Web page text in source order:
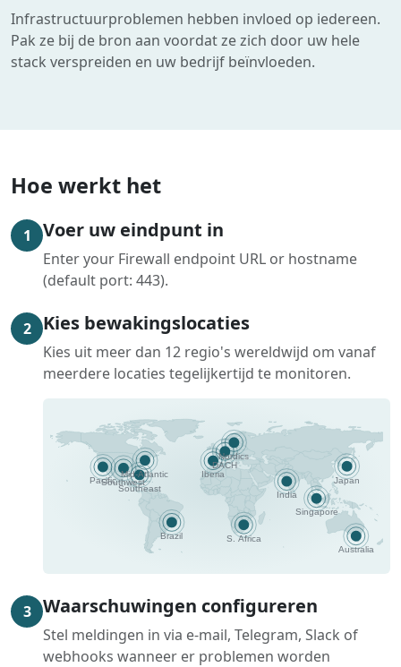
Infrastructuurproblemen hebben invloed op iedereen.
Pak ze bij de bron aan voordat ze zich door uw hele
stack verspreiden en uw bedrijf beïnvloeden.
Hoe werkt het
1 Voer uw eindpunt in
Enter your Firewall endpoint URL or hostname
(default port: 443).
2 Kies bewakingslocaties
Kies uit meer dan 12 regio's wereldwijd om vanaf
meerdere locaties tegelijkertijd te monitoren.
3 Waarschuwingen configureren
Stel meldingen in via e-mail, Telegram, Slack of
webhooks wanneer er problemen worden